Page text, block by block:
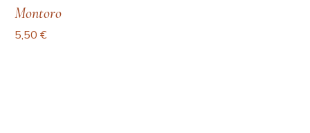
Montoro
Prezzo
5,50 €